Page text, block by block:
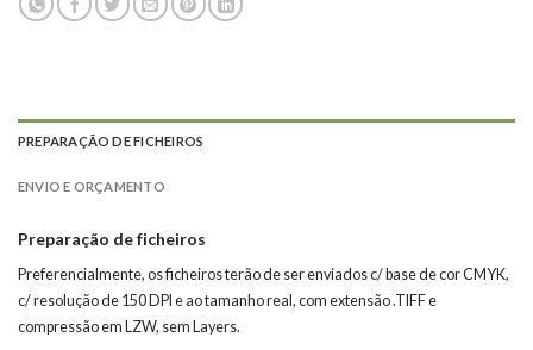
PREPARAÇÃO DE FICHEIROS
ENVIO E ORÇAMENTO
Preparação de ficheiros
Preferencialmente, os ficheiros terão de ser enviados c/ base de cor CMYK,
c/ resolução de 150 DPI e ao tamanho real, com extensão .TIFF e
compressão em LZW, sem Layers.